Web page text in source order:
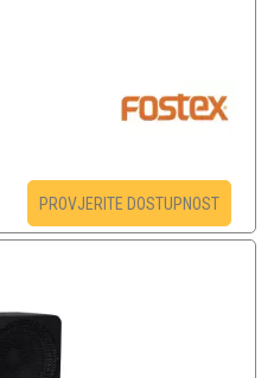
PROVJERITE DOSTUPNOST